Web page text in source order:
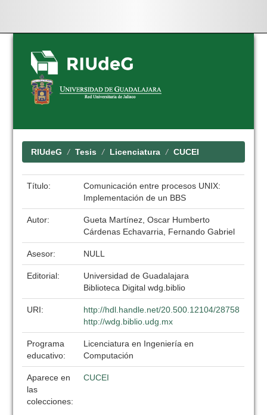
Skip
navigation
RIUdeG Tesis Licenciatura CUCEI
Título:
Comunicación entre procesos UNIX:
Implementación de un BBS
Autor:
Gueta Martínez, Oscar Humberto
Cárdenas Echavarria, Fernando Gabriel
Asesor: NULL
Editorial:
Universidad de Guadalajara
Biblioteca Digital wdg.biblio
URI:
http://hdl.handle.net/20.500.12104/28758
http://wdg.biblio.udg.mx
Programa
educativo:
Licenciatura en Ingeniería en
Computación
Aparece en
las
colecciones:
CUCEI